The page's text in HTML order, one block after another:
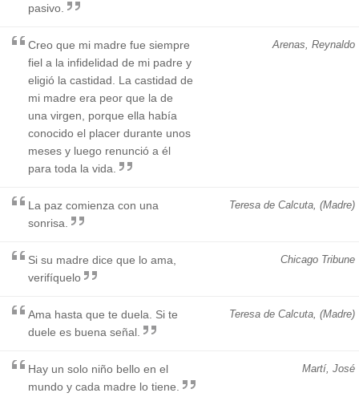
pasivo.
Arenas, Reynaldo
Creo que mi madre fue siempre
fiel a la infidelidad de mi padre y
eligió la castidad. La castidad de
mi madre era peor que la de
una virgen, porque ella había
conocido el placer durante unos
meses y luego renunció a él
para toda la vida.
Teresa de Calcuta, (Madre)
La paz comienza con una
sonrisa.
Chicago Tribune
Si su madre dice que lo ama,
verifíquelo
Teresa de Calcuta, (Madre)
Ama hasta que te duela. Si te
duele es buena señal.
Martí, José
Hay un solo niño bello en el
mundo y cada madre lo tiene.